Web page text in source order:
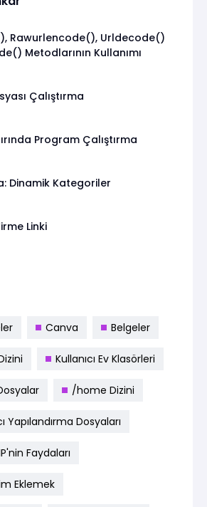
Rawurlencode(), Urldecode()
Metodlarının Kullanımı
Çalıştırma
Program Çalıştırma
Dinamik Kategoriler
Linki
Canva Belgeler
Kullanıcı Ev Klasörleri
/home Dizini
Yapılandırma Dosyaları
Faydaları
Eklemek